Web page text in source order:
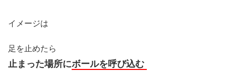
イメージは
足を止めたら
止まった場所にボールを呼び込む